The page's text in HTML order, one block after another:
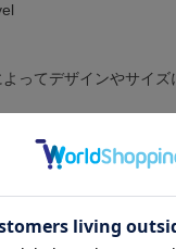
よってデザインやサイ
響で色の変化が感じら
用につきましては、品
げの場合準備ができた